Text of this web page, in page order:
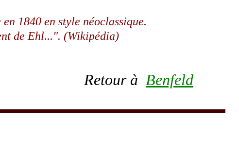
1840 en style néoclassique.
de Ehl...". (Wikipédia)
Retour à Benfeld